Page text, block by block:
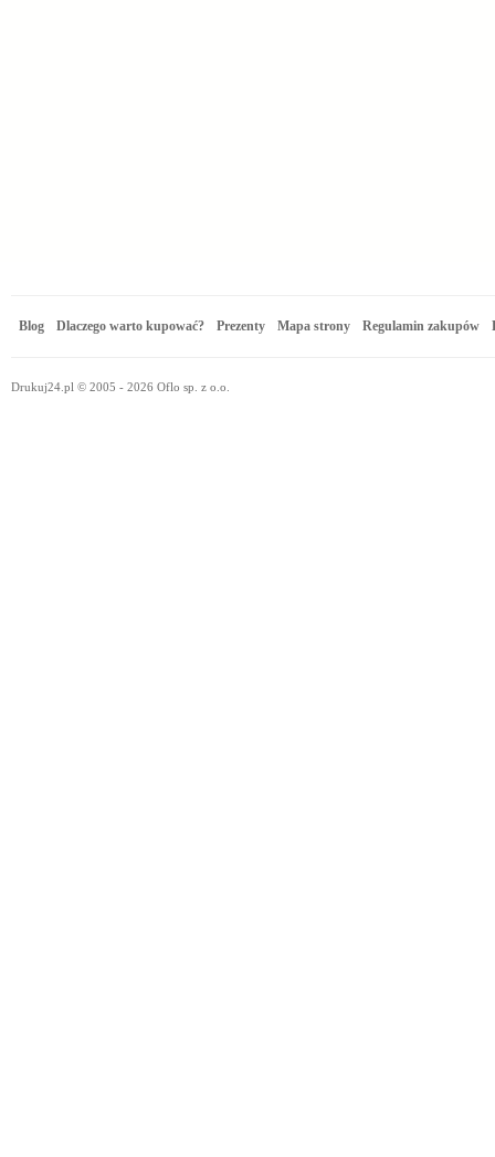
Blog Dlaczego warto kupować? Prezenty Mapa strony Regulamin zakupów
Drukuj24.pl © 2005 - 2026 Oflo sp. z o.o.